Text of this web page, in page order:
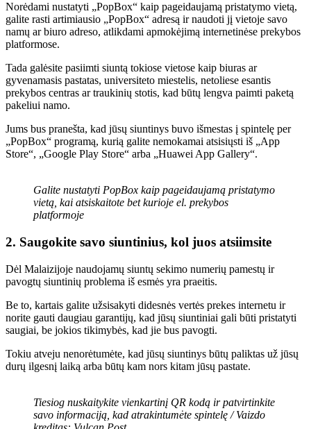
Norėdami nustatyti „PopBox“ kaip pageidaujamą pristatymo vietą,
galite rasti artimiausio „PopBox“ adresą ir naudoti jį vietoje savo
namų ar biuro adreso, atlikdami apmokėjimą internetinėse prekybos
platformose.
Tada galėsite pasiimti siuntą tokiose vietose kaip biuras ar
gyvenamasis pastatas, universiteto miestelis, netoliese esantis
prekybos centras ar traukinių stotis, kad būtų lengva paimti paketą
pakeliui namo.
Jums bus pranešta, kad jūsų siuntinys buvo išmestas į spintelę per
„PopBox“ programą, kurią galite nemokamai atsisiųsti iš „App
Store“, „Google Play Store“ arba „Huawei App Gallery“.
Galite nustatyti PopBox kaip pageidaujamą pristatymo
vietą, kai atsiskaitote bet kurioje el. prekybos
platformoje
2. Saugokite savo siuntinius, kol juos atsiimsite
Dėl Malaizijoje naudojamų siuntų sekimo numerių pamestų ir
pavogtų siuntinių problema iš esmės yra praeitis.
Be to, kartais galite užsisakyti didesnės vertės prekes internetu ir
norite gauti daugiau garantijų, kad jūsų siuntiniai gali būti pristatyti
saugiai, be jokios tikimybės, kad jie bus pavogti.
Tokiu atveju nenorėtumėte, kad jūsų siuntinys būtų paliktas už jūsų
durų ilgesnį laiką arba būtų kam nors kitam jūsų pastate.
Tiesiog nuskaitykite vienkartinį QR kodą ir patvirtinkite
savo informaciją, kad atrakintumėte spintelę / Vaizdo